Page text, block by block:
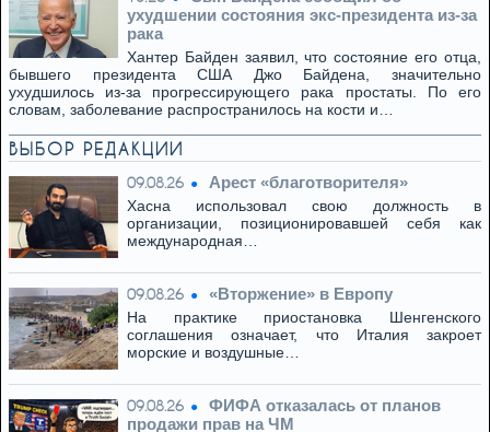
ухудшении состояния экс-президента из-за
рака
Хантер Байден заявил, что состояние его отца,
бывшего президента США Джо Байдена, значительно
ухудшилось из-за прогрессирующего рака простаты. По его
словам, заболевание распространилось на кости и…
ВЫБОР РЕДАКЦИИ
09.08.26 Арест «благотворителя»
Хасна использовал свою должность в
организации, позиционировавшей себя как
международная…
09.08.26 «Вторжение» в Европу
На практике приостановка Шенгенского
соглашения означает, что Италия закроет
морские и воздушные…
09.08.26
ФИФА отказалась от планов
продажи прав на ЧМ